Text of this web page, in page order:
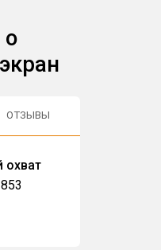
о
ОТЗЫВЫ
охват